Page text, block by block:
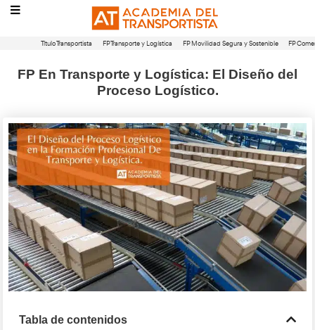
FP En Transporte y Logística: El